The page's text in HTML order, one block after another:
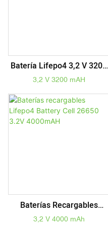
Batería Lifepo4 3,2 V 3200
MAH 18650 Batería
Litio
3,2 V 3200 mAH
Baterías Recargables
Lifepo4 Battery Cell 26650
3,2 V 4000 mAh